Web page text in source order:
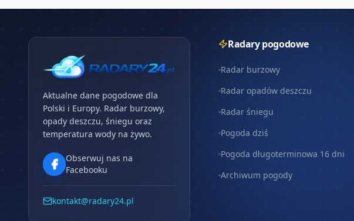
Aktualne dane pogodowe dla
Polski i Europy. Radar burzowy,
opady deszczu, śniegu oraz
temperatura wody na żywo.
Obserwuj nas na
Facebooku
kontakt@radary24.pl
Radary pogodowe
Radar burzowy
Radar opadów deszczu
Radar śniegu
Pogoda dziś
Pogoda długoterminowa 16 dni
Archiwum pogody